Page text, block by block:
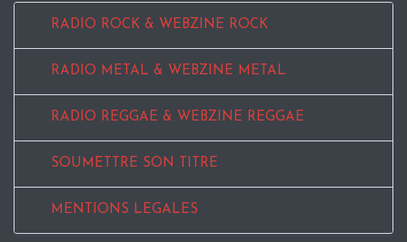
RADIO ROCK & WEBZINE ROCK
RADIO METAL & WEBZINE METAL
RADIO REGGAE & WEBZINE REGGAE
SOUMETTRE SON TITRE
MENTIONS LEGALES